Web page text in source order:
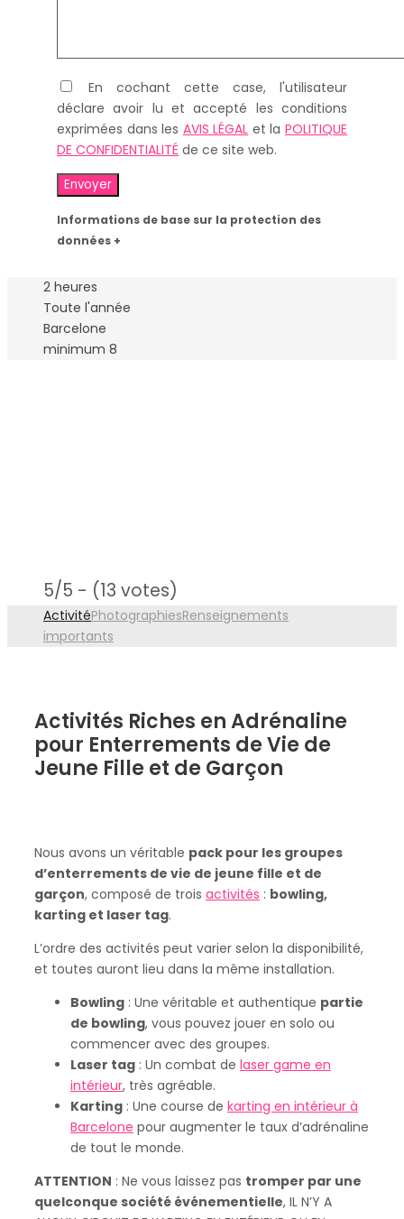
En cochant cette case, l'utilisateur
déclare avoir lu et accepté les conditions
exprimées dans les AVIS LÉGAL et laPOLITIQUE
DE CONFIDENTIALITÉ de ce site web.
Informations de base sur la protection des
données +
2 heures
Toute l'année
Barcelone
minimum 8
5/5 - (13 votes)
ActivitéPhotographiesRenseignements
importants
Activités Riches en Adrénaline
pour Enterrements de Vie de
Jeune Fille et de Garçon
Nous avons un véritable pack pour les groupes
d’enterrements de vie de jeune fille et de
garçon, composé de trois activités : bowling,
karting et laser tag.
L’ordre des activités peut varier selon la disponibilité,
et toutes auront lieu dans la même installation.
Bowling : Une véritable et authentique partie
de bowling, vous pouvez jouer en solo ou
commencer avec des groupes.
Laser tag : Un combat de laser game en
intérieur, très agréable.
Karting : Une course de karting en intérieur à
Barcelone pour augmenter le taux d’adrénaline
de tout le monde.
ATTENTION : Ne vous laissez pas tromper par une
quelconque société événementielle, IL N’Y A